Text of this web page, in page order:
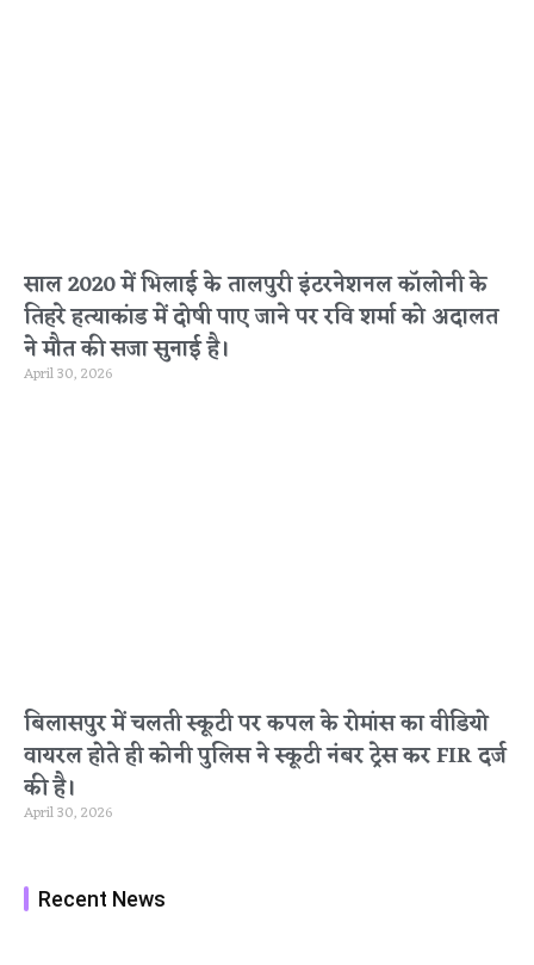
साल 2020 में भिलाई के तालपुरी इंटरनेशनल कॉलोनी के
तिहरे हत्याकांड में दोषी पाए जाने पर रवि शर्मा को अदालत
ने मौत की सजा सुनाई है।
April 30, 2026
बिलासपुर में चलती स्कूटी पर कपल के रोमांस का वीडियो
वायरल होते ही कोनी पुलिस ने स्कूटी नंबर ट्रेस कर FIR दर्ज
की है।
April 30, 2026
Recent News